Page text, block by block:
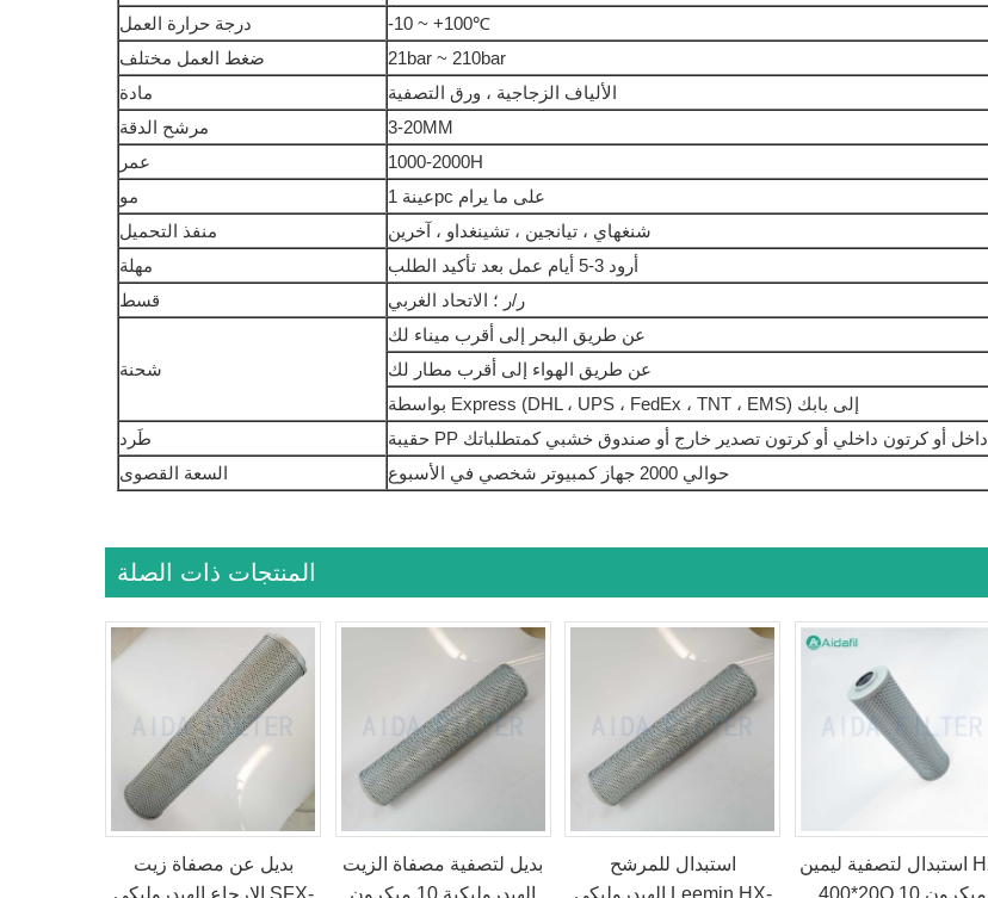
درجة حرارة العمل
-10 ~ +100℃
ضغط العمل مختلف
21bar ~ 210bar
مادة
الألياف الزجاجية ، ورق التصفية
مرشح الدقة
3-20MM
عمر
1000-2000H
مو
عينة 1pc على ما يرام
منفذ التحميل
شنغهاي ، تيانجين ، تشينغداو ، آخرين
مهلة
أرود 3-5 أيام عمل بعد تأكيد الطلب
قسط
ر/ر ؛ الاتحاد الغربي
شحنة
عن طريق البحر إلى أقرب ميناء لك
عن طريق الهواء إلى أقرب مطار لك
بواسطة Express (DHL ، UPS ، FedEx ، TNT ، EMS) إلى بابك
طَرد
حقيبة PP داخل أو كرتون داخلي أو كرتون تصدير خارج أو صندوق خشبي كمتطلباتك
السعة القصوى
حوالي 2000 جهاز كمبيوتر شخصي في الأسبوع
المنتجات ذات الصلة
بديل عن مصفاة زيت
الإرجاع الهيدروليكي SFX-
بديل لتصفية مصفاة الزيت
الهيدروليكية 10 ميكرون
استبدال للمرشح
الهيدروليكي Leemin HX-
استبدال لتصفية ليمين HX-
400*20Q 10 ميكرون